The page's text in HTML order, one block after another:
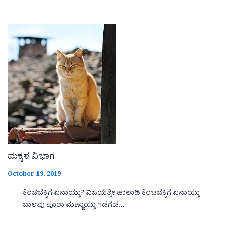
ಮಕ್ಕಳ ವಿಭಾಗ
October 19, 2019
ಕೆಂಚಬೆಕ್ಕಿಗೆ ಏನಾಯ್ತು? ವಿಜಯಶ್ರೀ ಹಾಲಾಡಿ ಕೆಂಚಬೆಕ್ಕಿಗೆ ಏನಾಯ್ತು
ಬಾಲವು ಪೂರಾ ಮಣ್ಣಾಯ್ತು ಗಡಗಡ…